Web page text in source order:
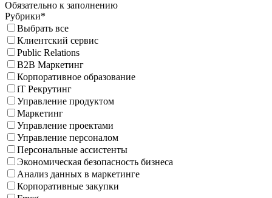
Обязательно к заполнению
Рубрики*
Выбрать все
Клиентский сервис
Public Relations
B2B Маркетинг
Корпоративное образование
iT Рекрутинг
Управление продуктом
Маркетинг
Управление проектами
Управление персоналом
Персональные ассистенты
Экономическая безопасность бизнеса
Анализ данных в маркетинге
Корпоративные закупки